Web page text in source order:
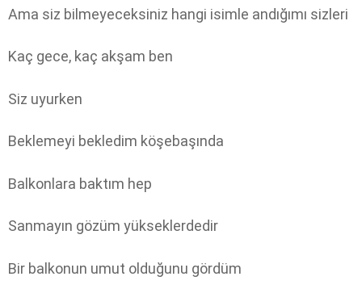
Ama siz bilmeyeceksiniz hangi isimle andığımı sizleri
Kaç gece, kaç akşam ben
Siz uyurken
Beklemeyi bekledim köşebaşında
Balkonlara baktım hep
Sanmayın gözüm yükseklerdedir
Bir balkonun umut olduğunu gördüm